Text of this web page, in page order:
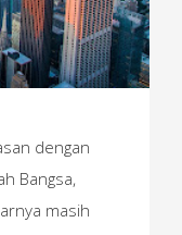
dengan
Bangsa,
masih